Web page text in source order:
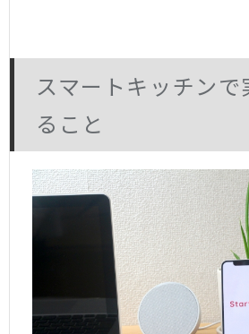
スマートキッチンで
ること